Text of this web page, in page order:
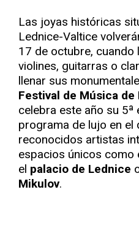
Las joyas históricas
Lednice-Valtice
17 de octubre, cuando
violines, guitarras o
llenar sus
Festival de Música
celebra este año su 5ª
programa de lujo en el
reconocidos artistas
espacios únicos como
el palacio de Lednice
Mikulov.